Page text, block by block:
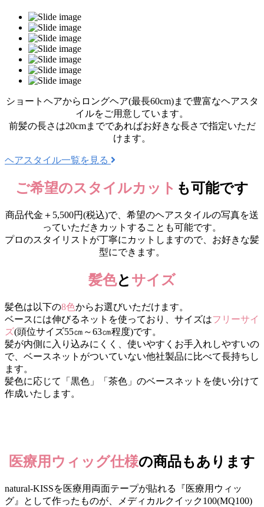
ショートヘアからロングヘア(最長60cm)まで豊富なヘアスタ
イルをご用意しています。
前髪の長さは20cmまでであればお好きな長さで指定いただ
けます。
ヘアスタイル一覧を見る
ご希望のスタイルカット も可能です
商品代金＋5,500円(税込)で、希望のヘアスタイルの写真を送
っていただきカットすることも可能です。
プロのスタイリストが丁寧にカットしますので、お好きな髪
型にできます。
髪色と サイズ
髪色は以下の8色からお選びいただけます。
ベースには伸びるネットを使っており、サイズはフリーサイ
ズ(頭位サイズ55㎝～63㎝程度)です。
髪が内側に入り込みにくく、使いやすくお手入れしやすいの
で、ベースネットがついていない他社製品に比べて長持ちし
ます。
髪色に応じて「黒色」「茶色」のベースネットを使い分けて
作成いたします。
医療用ウィッグ仕様の商品もあります
natural-KISSを医療用両面テープが貼れる『医療用ウィッ
グ』として作ったものが、メディカルクイック100(MQ100)